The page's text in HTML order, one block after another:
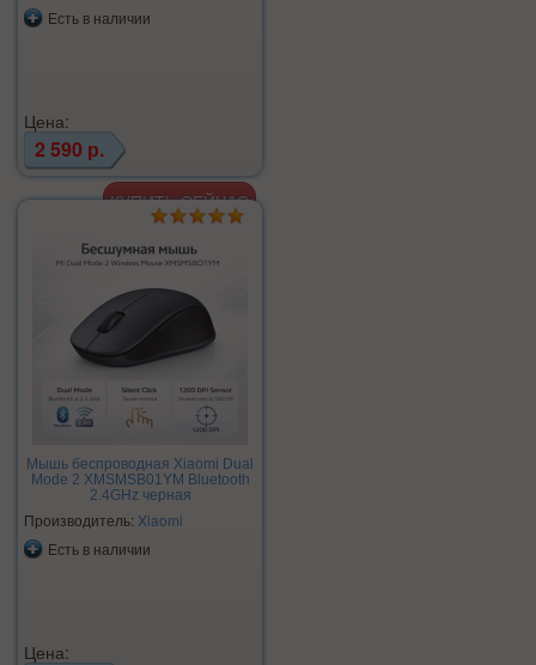
Есть в наличии
Цена:
2 590 р.
Мышь беспроводная Xiaomi Dual
Mode 2 XMSMSB01YM Bluetooth
2.4GHz черная
Производитель: Xiaomi
Есть в наличии
Цена: